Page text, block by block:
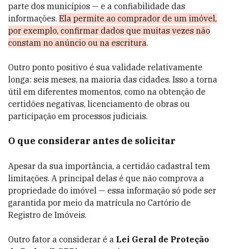
parte dos municípios — e a confiabilidade das
informações. Ela permite ao comprador de um imóvel,
por exemplo, confirmar dados que muitas vezes não
constam no anúncio ou na escritura.
Outro ponto positivo é sua validade relativamente
longa: seis meses, na maioria das cidades. Isso a torna
útil em diferentes momentos, como na obtenção de
certidões negativas, licenciamento de obras ou
participação em processos judiciais.
O que considerar antes de solicitar
Apesar da sua importância, a certidão cadastral tem
limitações. A principal delas é que não comprova a
propriedade do imóvel — essa informação só pode ser
garantida por meio da matrícula no Cartório de
Registro de Imóveis.
Outro fator a considerar é a Lei Geral de Proteção